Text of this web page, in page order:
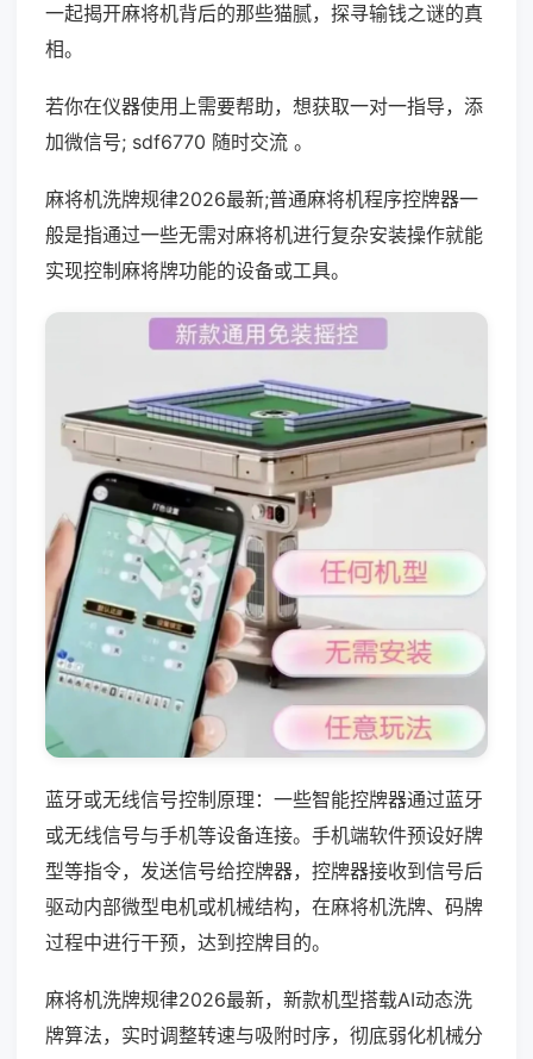
一起揭开麻将机背后的那些猫腻，探寻输钱之谜的真
相。
若你在仪器使用上需要帮助，想获取一对一指导，添
加微信号; sdf6770 随时交流 。
麻将机洗牌规律2026最新;普通麻将机程序控牌器一
般是指通过一些无需对麻将机进行复杂安装操作就能
实现控制麻将牌功能的设备或工具。
蓝牙或无线信号控制原理：一些智能控牌器通过蓝牙
或无线信号与手机等设备连接。手机端软件预设好牌
型等指令，发送信号给控牌器，控牌器接收到信号后
驱动内部微型电机或机械结构，在麻将机洗牌、码牌
过程中进行干预，达到控牌目的。
麻将机洗牌规律2026最新，新款机型搭载AI动态洗
牌算法，实时调整转速与吸附时序，彻底弱化机械分